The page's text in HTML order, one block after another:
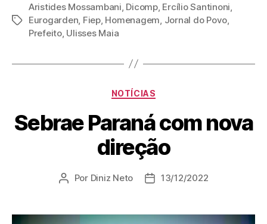
Aristides Mossambani Dicomp, Ercílio Santinoni
Eurogarden Fiep, Homenagem Jornal do Povo
Prefeito, Ulisses Maia
NOTÍCIAS
Sebrae Paraná com nova
direção
Por Diniz Neto 13/12/2022